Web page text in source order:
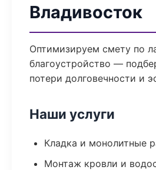
Владивосток
Оптимизируем смету по
благоустройство —
потери долговечности и
Наши услуги
Кладка и монолитные
Монтаж кровли и